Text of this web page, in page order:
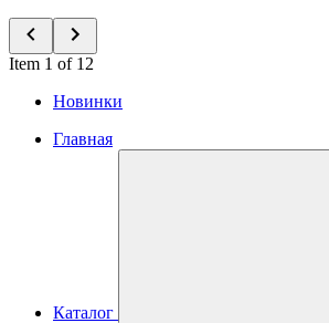
Item 1 of 12
Новинки
Главная
Каталог